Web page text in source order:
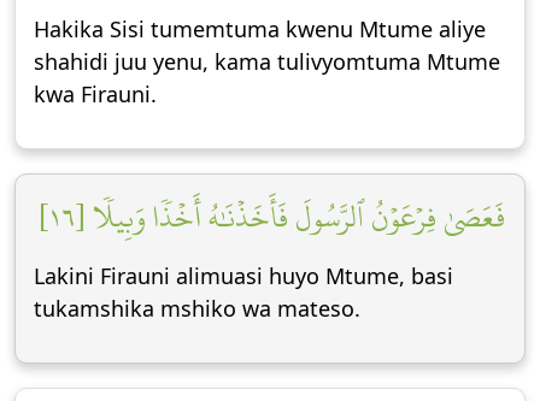
Hakika Sisi tumemtuma kwenu Mtume aliye
shahidi juu yenu, kama tulivyomtuma Mtume
kwa Firauni.
فَعَصَىٰ فِرۡعَوۡنُ ٱلرَّسُولَ فَأَخَذۡنَٰهُ أَخۡذٗا وَبِيلٗا [١٦]
Lakini Firauni alimuasi huyo Mtume, basi
tukamshika mshiko wa mateso.